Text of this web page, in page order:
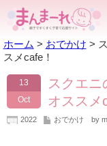
ホーム > おでかけ >
スメcafe！
13
Oct
スクエニ
オススメ
2022 おでかけ by